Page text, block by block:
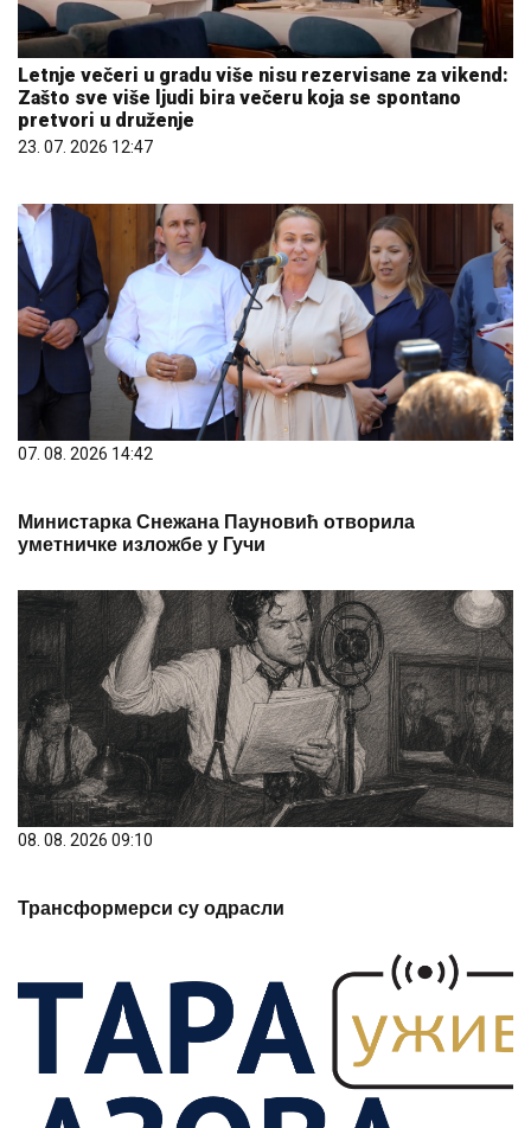
Letnje večeri u gradu više nisu rezervisane za vikend:
Zašto sve više ljudi bira večeru koja se spontano
pretvori u druženje
23. 07. 2026 12:47
07. 08. 2026 14:42
Министарка Снежана Пауновић отворила
уметничке изложбе у Гучи
08. 08. 2026 09:10
Трансформерси су одрасли